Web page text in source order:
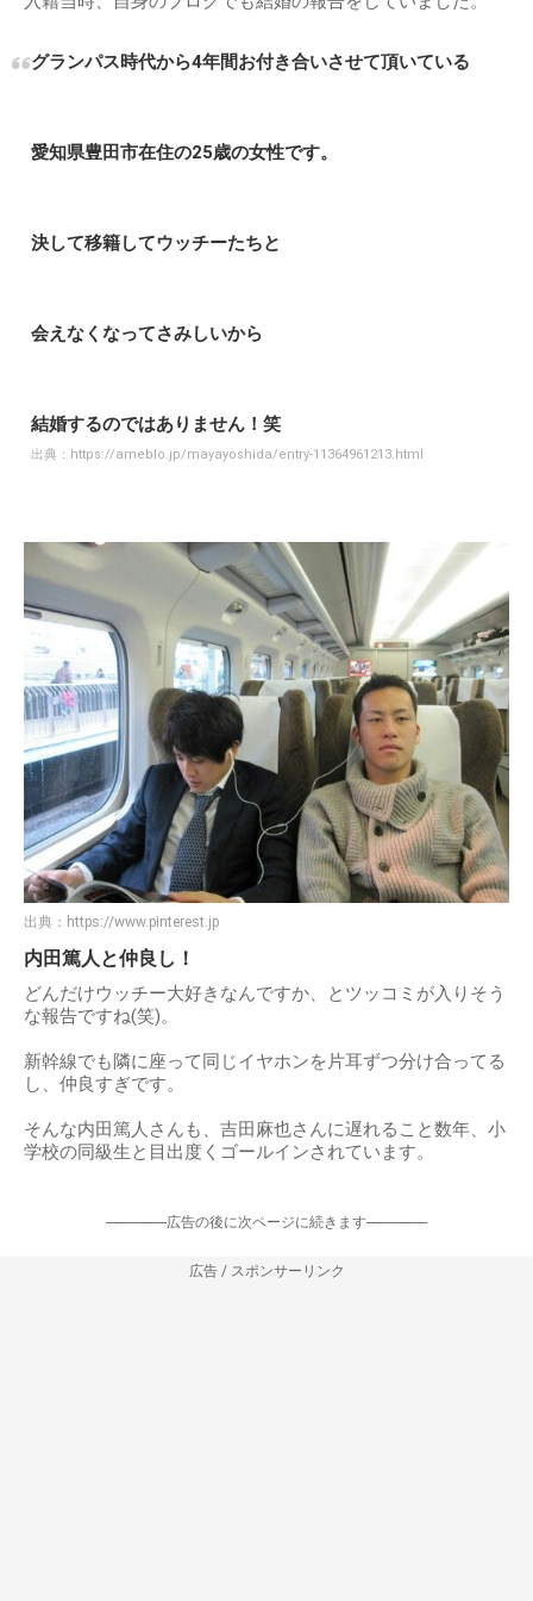
グランパス時代から4年間お付き合いさせて頂いている
愛知県豊田市在住の25歳の女性です。
決して移籍してウッチーたちと
会えなくなってさみしいから
結婚するのではありません！笑
出典： https://ameblo.jp/mayayoshida/entry-11364961213.html
出典： https://www.pinterest.jp
内田篤人と仲良し！
どんだけウッチー大好きなんですか、とツッコミが入りそう
な報告ですね(笑)。
新幹線でも隣に座って同じイヤホンを片耳ずつ分け合ってる
し、仲良すぎです。
そんな内田篤人さんも、吉田麻也さんに遅れること数年、小
学校の同級生と目出度くゴールインされています。
-----------------広告の後に次ページに続きます-----------------
広告 / スポンサーリンク